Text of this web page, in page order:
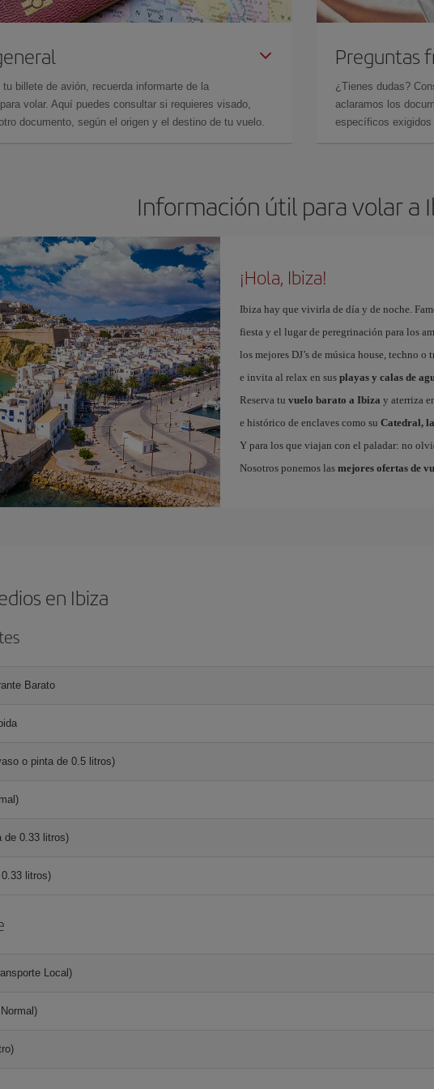
billete de avión, recuerda informarte de la
volar. Aquí puedes consultar si requieres visado,
documento, según el origen y el destino de tu vuelo.
Preguntas
¿Tienes dudas?
aclaramos los
específicos exigidos
Información útil para volar a
¡Hola, Ibiza!
Ibiza hay que vivirla de día y de noche.
fiesta y el lugar de peregrinación para los
los mejores DJ’s de música house, techno
e invita al relax en sus playas y calas de
Reserva tu vuelo barato a Ibiza y aterriza
e histórico de enclaves como su Catedral,
Y para los que viajan con el paladar: no
Nosotros ponemos las mejores ofertas de
en Ibiza
Barato
o pinta de 0.5 litros)
de 0.33 litros)
litros)
Local)